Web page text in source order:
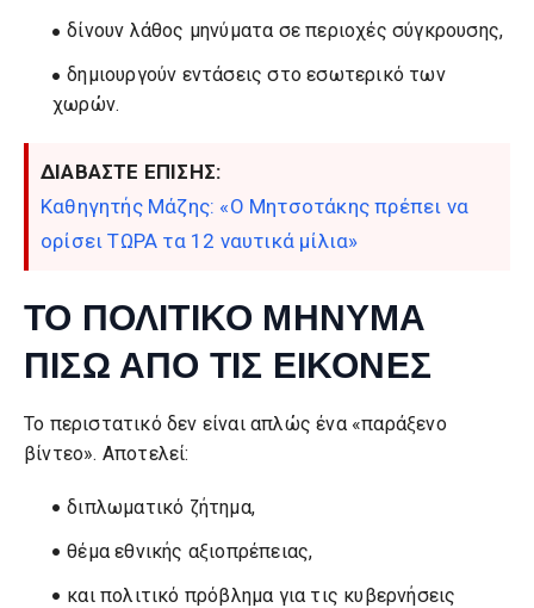
δίνουν λάθος μηνύματα σε περιοχές σύγκρουσης,
δημιουργούν εντάσεις στο εσωτερικό των
χωρών.
ΔΙΑΒΑΣΤΕ ΕΠΙΣΗΣ:
Καθηγητής Μάζης: «Ο Μητσοτάκης πρέπει να
ορίσει ΤΩΡΑ τα 12 ναυτικά μίλια»
ΤΟ ΠΟΛΙΤΙΚΟ ΜΗΝΥΜΑ
ΠΙΣΩ ΑΠΟ ΤΙΣ ΕΙΚΟΝΕΣ
Το περιστατικό δεν είναι απλώς ένα «παράξενο
βίντεο». Αποτελεί:
διπλωματικό ζήτημα,
θέμα εθνικής αξιοπρέπειας,
και πολιτικό πρόβλημα για τις κυβερνήσεις